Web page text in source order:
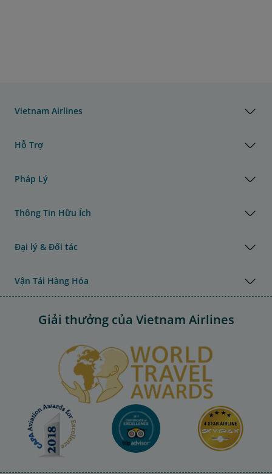
Vietnam Airlines
Hỗ Trợ
Pháp Lý
Thông Tin Hữu Ích
Đại lý & Đối tác
Vận Tải Hàng Hóa
Giải thưởng của Vietnam Airlines